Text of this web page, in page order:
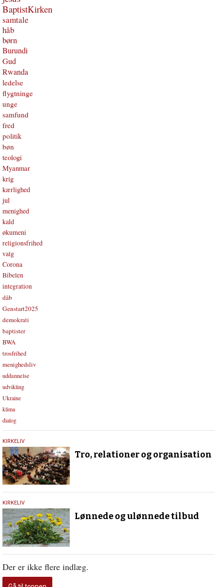
BaptistKirken
samtale
håb
børn
Burundi
Gud
Rwanda
ledelse
flygtninge
unge
samfund
fred
politik
bøn
teologi
Myanmar
krig
kærlighed
jul
menighed
kald
økumeni
religionsfrihed
valg
Corona
Bibelen
integration
dåb
Genstart2025
demokrati
baptister
BWA
trosfrihed
menighedsliv
uddannelse
udvikling
Ukraine
klima
dialog
11.
december
2019
KIRKELIV
Tro, relationer og organisation
20.
november
2019
KIRKELIV
Lønnede og ulønnede tilbud
Der er ikke flere indlæg.